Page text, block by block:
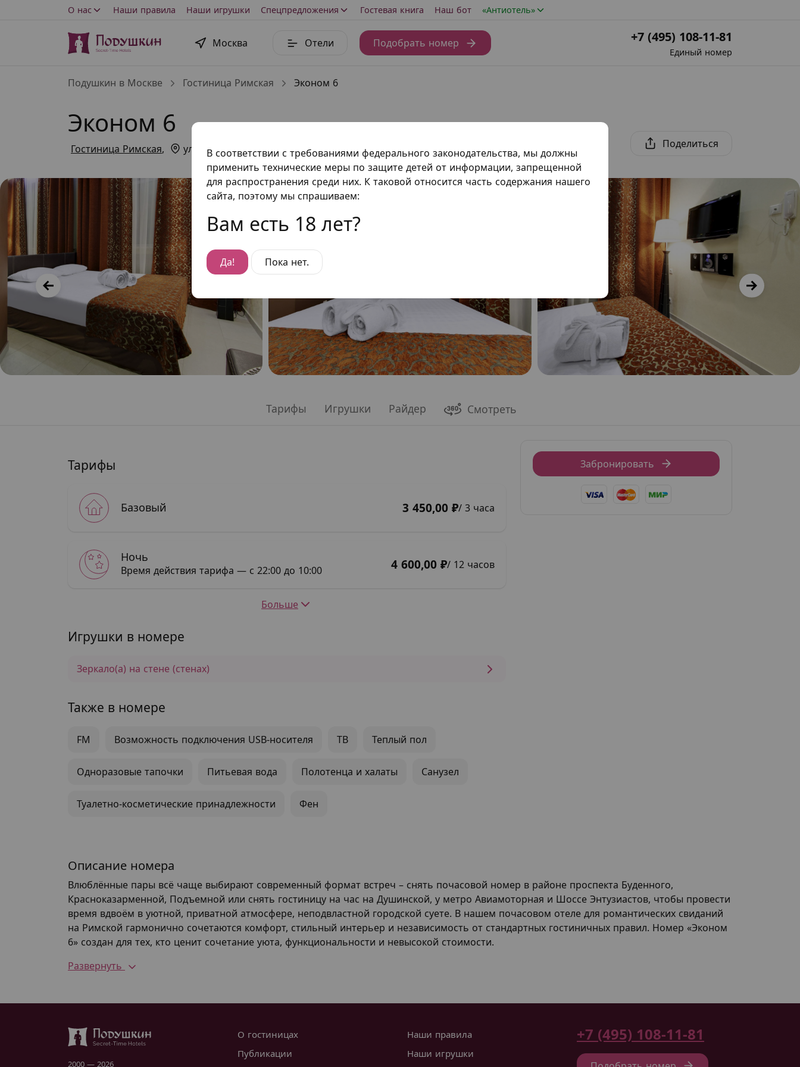
В соответствии с требованиями федерального законодательства, мы должны
применить технические меры по защите детей от информации, запрещенной
для распространения среди них. К таковой относится часть содержания нашего
сайта, поэтому мы спрашиваем:
Вам есть 18 лет?
Да! Пока нет.
О нас Наши правила Наши игрушки Спецпредложения Гостевая книга Наш бот «Антиотель»
Москва Отели Подобрать номер +7 (495) 108-11-81
Единый номер
Подушкин в Москве Гостиница Римская Эконом 6
Эконом 6
Гостиница Римская, ул. Душинская, д. 10 Поделиться
Тарифы Игрушки Райдер Смотреть
Тарифы
Базовый 3 450,00 ₽/ 3 часа
Ночь
Время действия тарифа — с 22:00 до 10:00 4 600,00 ₽/ 12 часов
Больше
Игрушки в номере
Зеркало(а) на стене (стенах)
Также в номере
FM Возможность подключения USB-носителя ТВ Теплый пол
Одноразовые тапочки Питьевая вода Полотенца и халаты Санузел
Туалетно-косметические принадлежности Фен
Забронировать
Описание номера
Влюблённые пары всё чаще выбирают современный формат встреч – снять почасовой номер в районе проспекта Буденного,
Красноказарменной, Подъемной или снять гостиницу на час на Душинской, у метро Авиамоторная и Шоссе Энтузиастов, чтобы провести
время вдвоём в уютной, приватной атмосфере, неподвластной городской суете. В нашем почасовом отеле для романтических свиданий
на Римской гармонично сочетаются комфорт, стильный интерьер и независимость от стандартных гостиничных правил. Номер «Эконом
6» создан для тех, кто ценит сочетание уюта, функциональности и невысокой стоимости.
Развернуть
2000 — 2026
О гостиницах
Публикации
Наши правила
Наши игрушки
+7 (495) 108-11-81